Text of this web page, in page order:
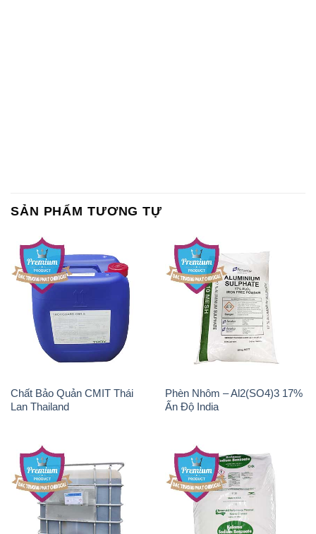
SẢN PHẨM TƯƠNG TỰ
Chất Bảo Quản CMIT Thái
Lan Thailand
Phèn Nhôm – Al2(SO4)3 17%
Ấn Độ India